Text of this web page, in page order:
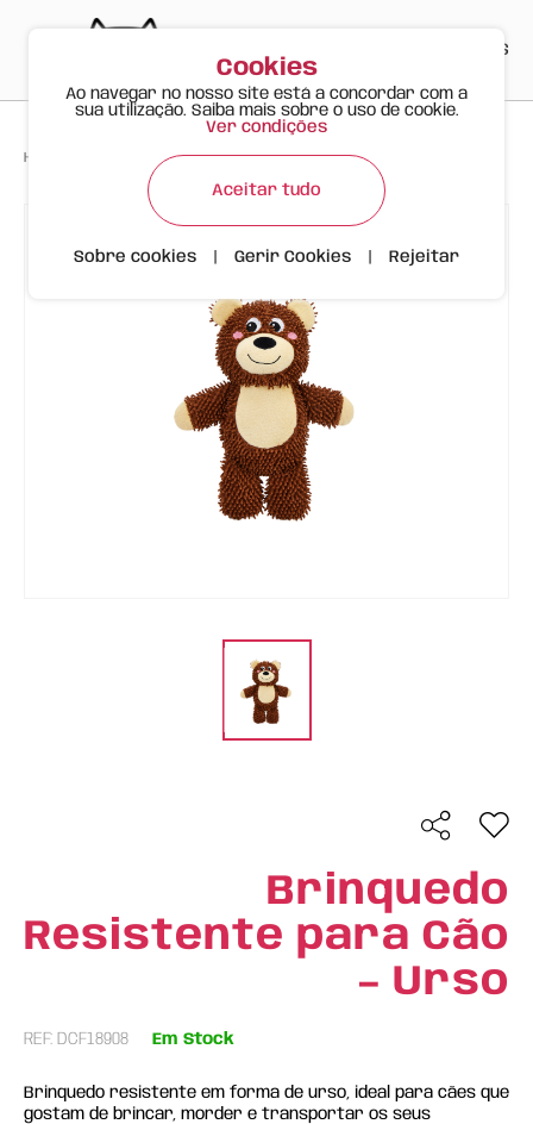
ES
Happy Meow Produtos > > Brinquedo Resistente para Cão – Urso
Brinquedo
Resistente para Cão
– Urso
REF: DCF18908 Em Stock
Brinquedo resistente em forma de urso, ideal para cães que
gostam de brincar, morder e transportar os seus
Cookies
Ao navegar no nosso site está a concordar com a
sua utilização. Saiba mais sobre o uso de cookie.
Ver condições
Aceitar tudo
Sobre cookies Gerir Cookies Rejeitar